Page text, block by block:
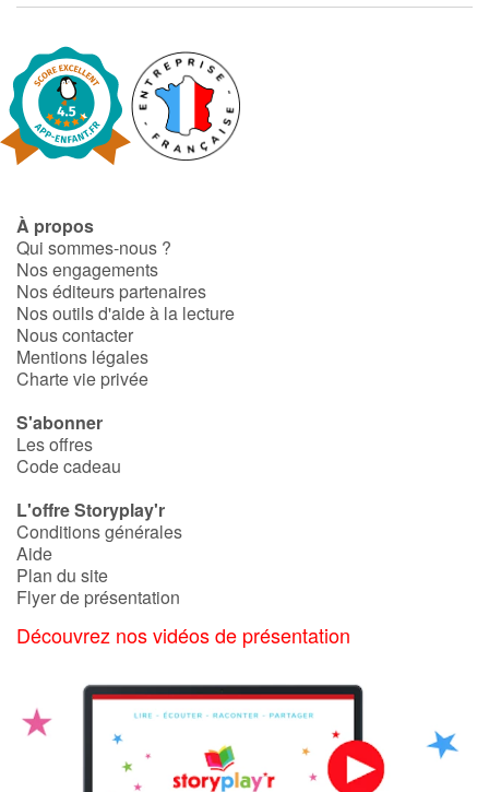
Autour de la lecture
Apprendre à lire
Activités et ateliers
Apprendre les langues
Dyslexie, troubles de la lecture
Nos listes de lecture
Les plus lus
Coups de coeur
À propos
Qui sommes-nous ?
Nos engagements
Nos éditeurs partenaires
Nos outils d'aide à la lecture
Nous contacter
Mentions légales
Charte vie privée
S'abonner
Les offres
Code cadeau
L'offre Storyplay'r
Conditions générales
Aide
Plan du site
Flyer de présentation
Découvrez nos vidéos de présentation